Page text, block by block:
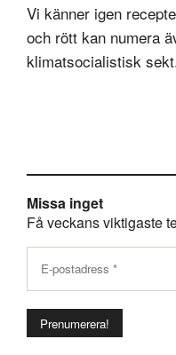
Vi känner igen
och rött kan numera
klimatsocialistisk
Missa inget
Få veckans viktigaste